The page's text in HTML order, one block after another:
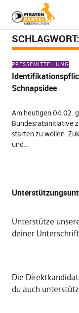
SCHLAGWORT:
PRESSEMITTEILUNG
Schnapsidee
Am heutigen 04.02.
Bundesratsinitiative
starten zu wollen.
und…
Unterstütze
deiner Unterschrift
Die
du auch